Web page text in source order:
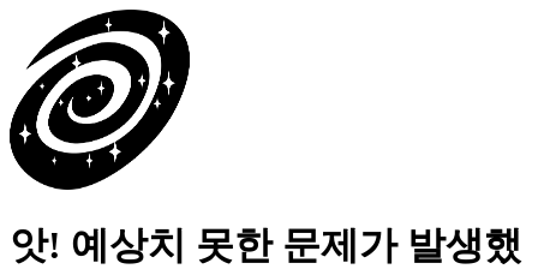
앗! 예상치 못한 문제가 발생했